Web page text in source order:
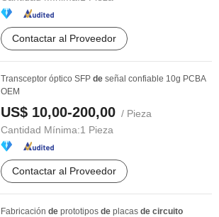
Contactar al Proveedor
Transceptor óptico SFP de señal confiable 10g PCBA
OEM
US$ 10,00-200,00 / Pieza
Cantidad Mínima:1 Pieza
Contactar al Proveedor
Fabricación de prototipos de placas de circuito